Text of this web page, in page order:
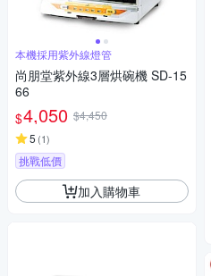
本機採用紫外線燈管
尚朋堂紫外線3層烘碗機 SD-15
66
$4,050 $4,450
5 (1)
挑戰低價
加入購物車